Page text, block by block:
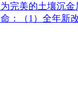
完美的土壤沉
：（1）全年新